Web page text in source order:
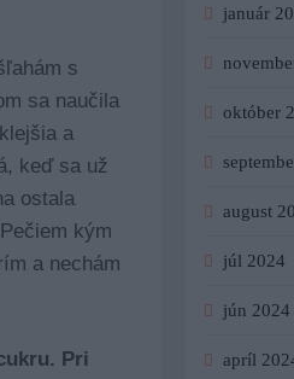
s
sa naučila
a
keď sa už
ostala
kým
a nechám
Pri
január
október
august
júl 2024
jún 2024
apríl